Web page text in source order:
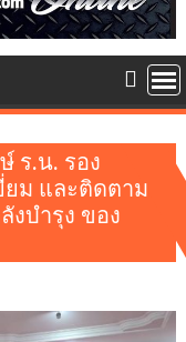
ร.น. รอง
ม และติดตาม
งบำรุง ของ